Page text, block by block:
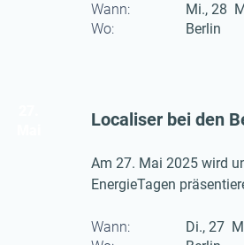
Wann:
Wo:
Mi., 28
Berlin
Localiser bei den
Am 27. Mai 2025 wird
EnergieTagen
Wann:
Di., 27